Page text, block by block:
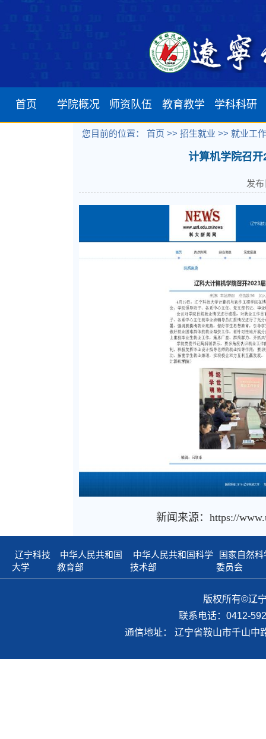
首页 学院概况
学院简介
师资队伍
软件工程系
数据科学与大数据系
实验中心
教育教学
本科生培养
研究生培养
学科科研
学科建设
学术科研
您目前的位置：首页 >>招生就业 >>就业工
计算机学院召
发
新闻来源：https://
辽宁科技
大学
中华人民共和国
教育部
中华人民共和国科学
技术部
国家自然
委员会
版权所有©辽
联系电话：0412-
通信地址： 辽宁省鞍山市千山中